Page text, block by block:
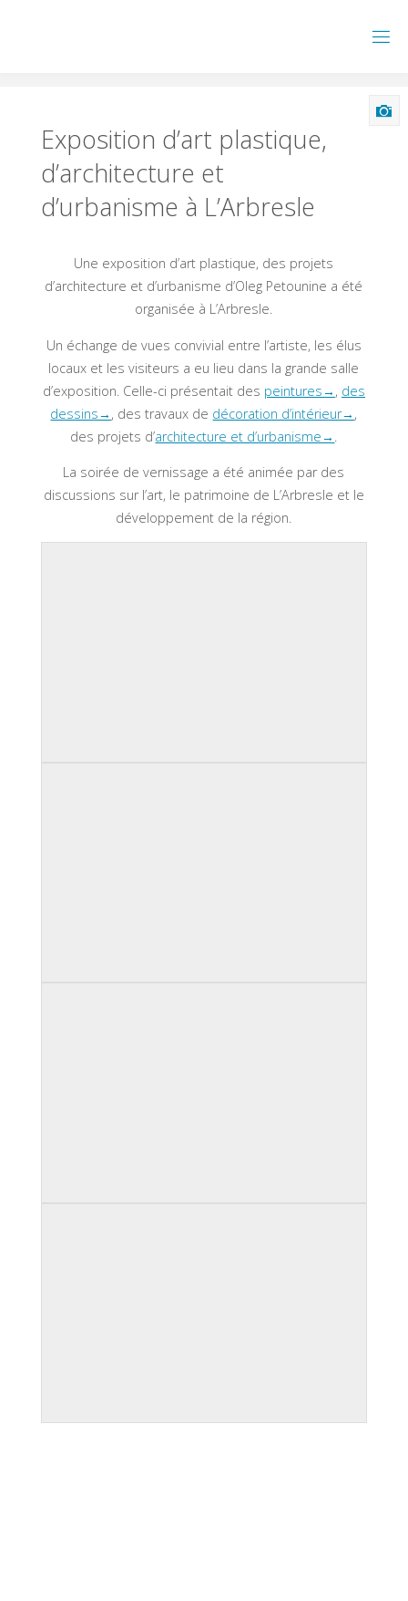
Exposition d’art plastique,
d’architecture et
d’urbanisme à L’Arbresle
Une exposition d’art plastique, des projets
d’architecture et d’urbanisme d’Oleg Petounine a été
organisée à L’Arbresle.
Un échange de vues convivial entre l’artiste, les élus
locaux et les visiteurs a eu lieu dans la grande salle
d’exposition. Celle-ci présentait des peintures→ , des
dessins→ , des travaux de décoration d’intérieur→ ,
des projets d’architecture et d’urbanisme→
La soirée de vernissage a été animée par des
discussions sur l’art, le patrimoine de L’Arbresle et le
développement de la région.